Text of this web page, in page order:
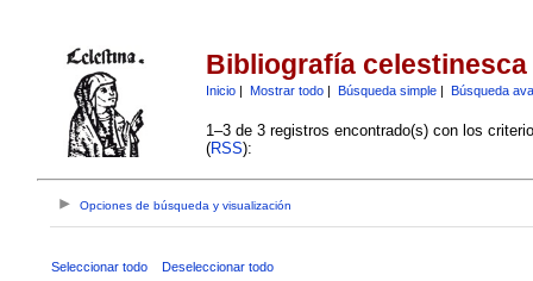
Bibliografía celestinesca
Inicio| Mostrar todo| Búsqueda simple| Búsqueda
1–3 de 3 registros encontrado(s) con los
(RSS):
Opciones de búsqueda y visualización
Seleccionar todo Deseleccionar todo